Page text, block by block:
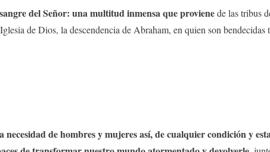
del Señor: una multitud inmensa que provienede las tribus
de Dios, la descendencia de Abraham, en quien son bendecidas
de hombres y mujeres así, de cualquier condición y